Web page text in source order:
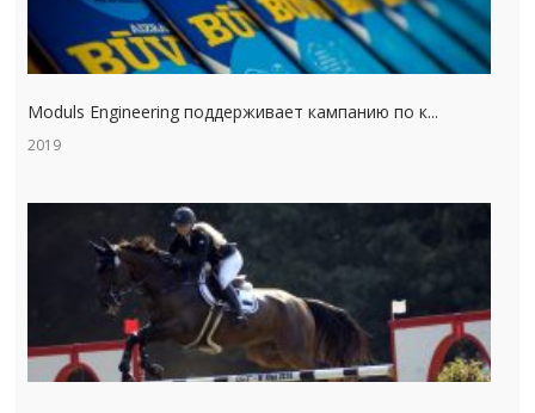
Moduls Engineering поддерживает кампанию по к...
2019